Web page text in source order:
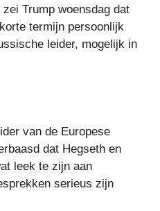
Trump woensdag dat
termijn persoonlijk
leider, mogelijk in
van de Europese
dat Hegseth en
leek te zijn aan
serieus zijn